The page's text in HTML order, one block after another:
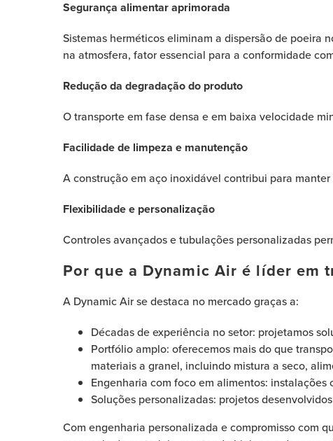
Segurança alimentar aprimorada
Sistemas herméticos eliminam a dispersão de poeira
na atmosfera, fator essencial para a conformidade
Redução da degradação do produto
O transporte em fase densa e em baixa velocidade
Facilidade de limpeza e manutenção
A construção em aço inoxidável contribui para
Flexibilidade e personalização
Controles avançados e tubulações personalizadas
Por que a Dynamic Air é líder
A Dynamic Air se destaca no mercado graças a:
Décadas de experiência no setor: projetamos
Portfólio amplo: oferecemos mais do que
materiais a granel, incluindo mistura a seco,
Engenharia com foco em alimentos:
Soluções personalizadas: projetos
Com engenharia personalizada e compromisso com